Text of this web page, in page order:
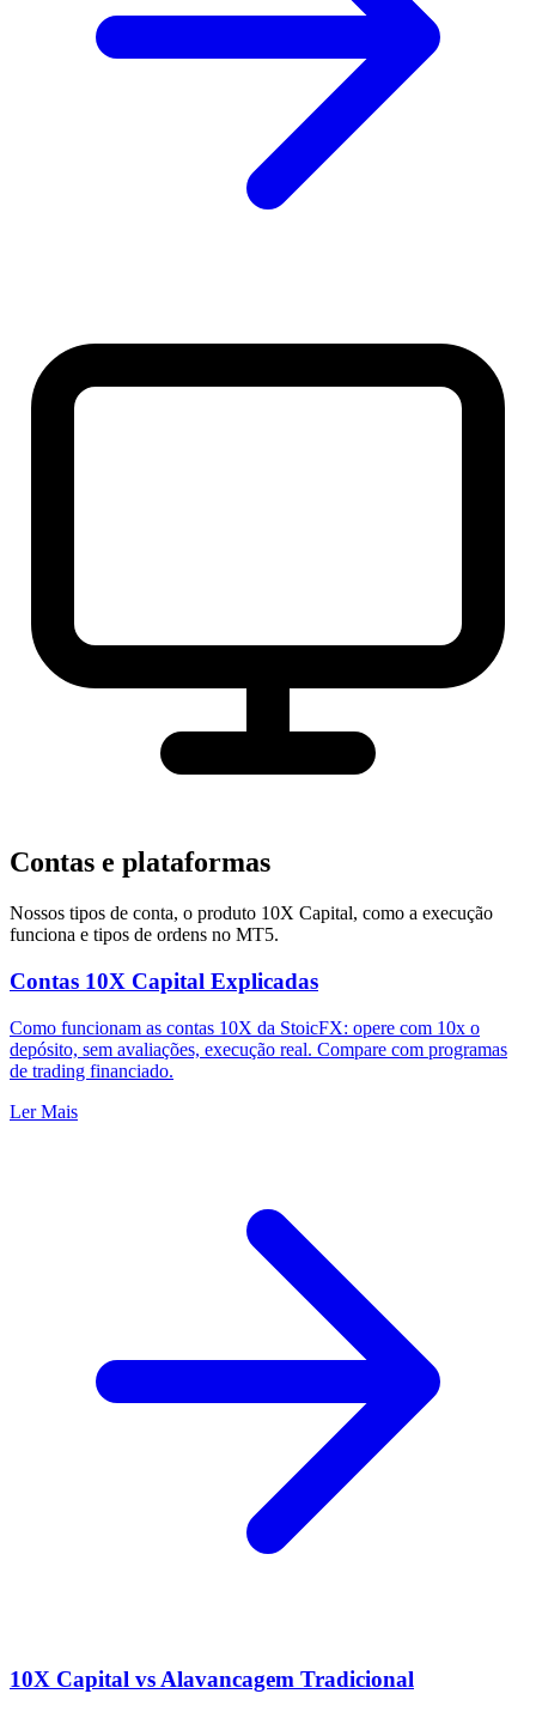
Contas e plataformas
Nossos tipos de conta, o produto 10X Capital, como a execução
funciona e tipos de ordens no MT5.
Contas 10X Capital Explicadas
Como funcionam as contas 10X da StoicFX: opere com 10x o
depósito, sem avaliações, execução real. Compare com programas
de trading financiado.
Ler Mais
10X Capital vs Alavancagem Tradicional